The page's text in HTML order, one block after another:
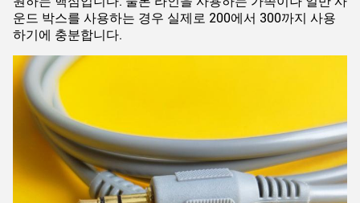
운드 박스를 사용하는 경우 실제로 200에서 300까지 사용
하기에 충분합니다.